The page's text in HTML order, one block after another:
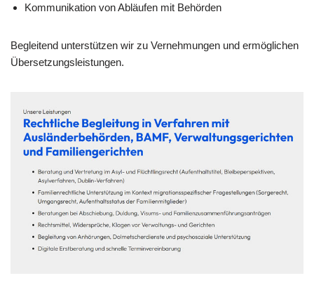
Kommunikation von Abläufen mit Behörden
Begleitend unterstützen wir zu Vernehmungen und ermöglichen
Übersetzungsleistungen.